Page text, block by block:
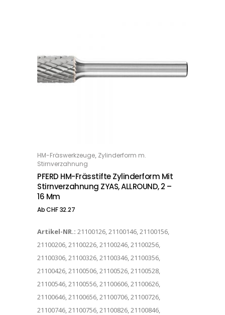
OPTIONS
HM-Fräswerkzeuge, Zylinderform m.
Stirnverzahnung
PFERD HM-Frässtifte Zylinderform Mit
Stirnverzahnung ZYAS, ALLROUND, 2 –
16 Mm
AbCHF32.27
Artikel-NR.: 21100126, 21100146, 21100156,
21100206, 21100226, 21100246, 21100256,
21100306, 21100326, 21100346, 21100356,
21100426, 21100506, 21100526, 21100528,
21100546, 21100556, 21100606, 21100626,
21100646, 21100656, 21100706, 21100726,
21100746, 21100756, 21100826, 21100846,